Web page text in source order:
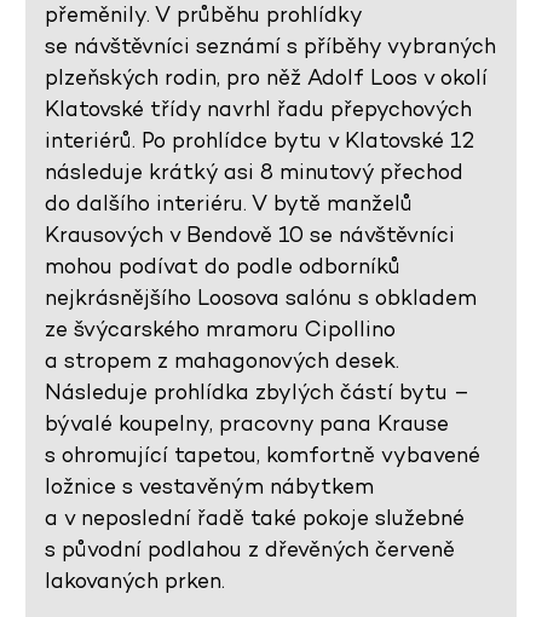
přeměnily. V průběhu prohlídky
se návštěvníci seznámí s příběhy vybraných
plzeňských rodin, pro něž Adolf Loos v okolí
Klatovské třídy navrhl řadu přepychových
interiérů. Po prohlídce bytu v Klatovské 12
následuje krátký asi 8 minutový přechod
do dalšího interiéru. V bytě manželů
Krausových v Bendově 10 se návštěvníci
mohou podívat do podle odborníků
nejkrásnějšího Loosova salónu s obkladem
ze švýcarského mramoru Cipollino
a stropem z mahagonových desek.
Následuje prohlídka zbylých částí bytu –
bývalé koupelny, pracovny pana Krause
s ohromující tapetou, komfortně vybavené
ložnice s vestavěným nábytkem
a v neposlední řadě také pokoje služebné
s původní podlahou z dřevěných červeně
lakovaných prken.